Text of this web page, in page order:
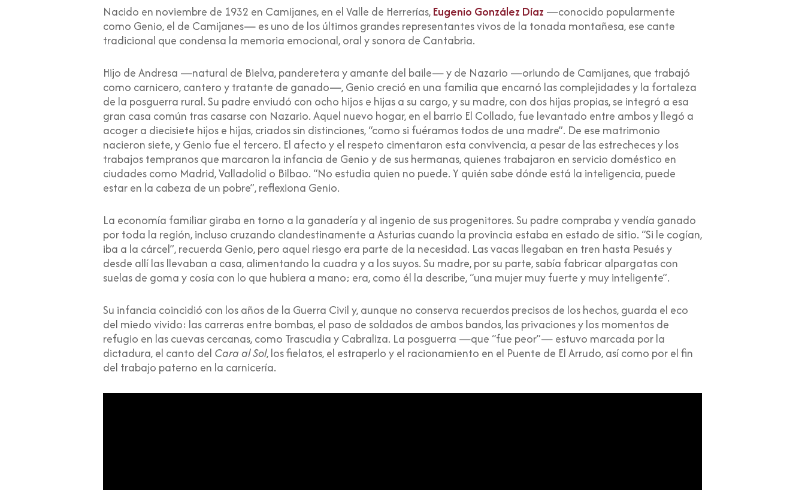
Nacido en noviembre de 1932 en Camijanes, en el Valle de Herrerías,Eugenio González Díaz —conocido popularmente
como Genio, el de Camijanes— es uno de los últimos grandes representantes vivos de la tonada montañesa, ese cante
tradicional que condensa la memoria emocional, oral y sonora de Cantabria.
Hijo de Andresa —natural de Bielva, panderetera y amante del baile— y de Nazario —oriundo de Camijanes, que trabajó
como carnicero, cantero y tratante de ganado—, Genio creció en una familia que encarnó las complejidades y la fortaleza
de la posguerra rural. Su padre enviudó con ocho hijos e hijas a su cargo, y su madre, con dos hijas propias, se integró a esa
gran casa común tras casarse con Nazario. Aquel nuevo hogar, en el barrio El Collado, fue levantado entre ambos y llegó a
acoger a diecisiete hijos e hijas, criados sin distinciones, “como si fuéramos todos de una madre”. De ese matrimonio
nacieron siete, y Genio fue el tercero. El afecto y el respeto cimentaron esta convivencia, a pesar de las estrecheces y los
trabajos tempranos que marcaron la infancia de Genio y de sus hermanas, quienes trabajaron en servicio doméstico en
ciudades como Madrid, Valladolid o Bilbao. “No estudia quien no puede. Y quién sabe dónde está la inteligencia, puede
estar en la cabeza de un pobre”, reflexiona Genio.
La economía familiar giraba en torno a la ganadería y al ingenio de sus progenitores. Su padre compraba y vendía ganado
por toda la región, incluso cruzando clandestinamente a Asturias cuando la provincia estaba en estado de sitio. “Si le cogían,
iba a la cárcel”, recuerda Genio, pero aquel riesgo era parte de la necesidad. Las vacas llegaban en tren hasta Pesués y
desde allí las llevaban a casa, alimentando la cuadra y a los suyos. Su madre, por su parte, sabía fabricar alpargatas con
suelas de goma y cosía con lo que hubiera a mano; era, como él la describe, “una mujer muy fuerte y muy inteligente”.
Su infancia coincidió con los años de la Guerra Civil y, aunque no conserva recuerdos precisos de los hechos, guarda el eco
del miedo vivido: las carreras entre bombas, el paso de soldados de ambos bandos, las privaciones y los momentos de
refugio en las cuevas cercanas, como Trascudia y Cabraliza. La posguerra —que “fue peor”— estuvo marcada por la
dictadura, el canto del Cara al Sol, los fielatos, el estraperlo y el racionamiento en el Puente de El Arrudo, así como por el fin
del trabajo paterno en la carnicería.